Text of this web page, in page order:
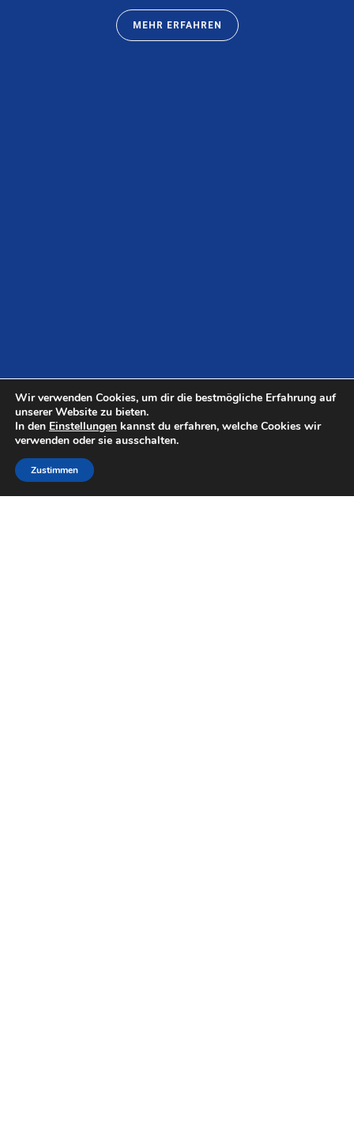
MEHR ERFAHREN
Wir verwenden Cookies, um dir die bestmögliche Erfahrung auf
unserer Website zu bieten.
In den Einstellungen kannst du erfahren, welche Cookies wir
verwenden oder sie ausschalten.
Zustimmen